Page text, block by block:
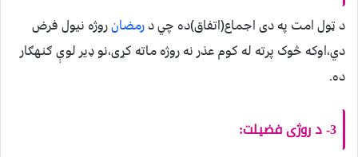
د ټول امت په دی اجماع(اتفاق)ده چي درمضانروژه نيول فرض
دي،اوکه څوک پرته له کوم عذر نه روژه ماته کړی،نو ډير لوې ګنهګار
ده.
3- د روژی فضيلت: